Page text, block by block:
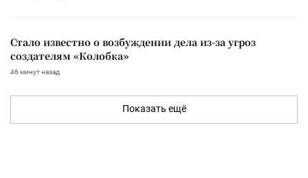
Стало известно о возбуждении дела из-за угроз
создателям «Колобка»
46 минут назад
Показать ещё